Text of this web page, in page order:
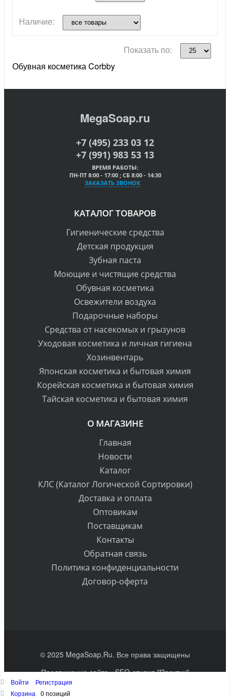
Наличие:
Показать по:
Обувная косметика Corbby
MegaSoap.ru
+7 (495) 233 03 12
+7 (991) 983 53 13
ВРЕМЯ РАБОТЫ:
ПН-ПТ 8:00 - 17:00 ; СБ 8:00 - 14:30
ЗАКАЗАТЬ ЗВОНОК
КАТАЛОГ ТОВАРОВ
Гигиенические средства
Детская продукция
Зубная паста
Моющие и чистящие средства
Обувная косметика
Освежители воздуха
Подарочные наборы
Средства от насекомых и грызунов
Уходовая косметика и личная гигиена
Хозинвентарь
Японская косметика и бытовая химия
Корейская косметика и бытовая химия
Тайская косметика и бытовая химия
О МАГАЗИНЕ
Главная
Новости
Каталог
КЛС (Каталог Логической Сортировки)
Доставка и оплата
Оптовикам
Поставщикам
Контакты
Обратная связь
Политика конфиденциальности
Договор-оферта
© 2025 MegaSoap.Ru. Все права защищены
Продвижение сайта- SEO-студия "Практик"
Войти
Регистрация
Корзина
0 позиций